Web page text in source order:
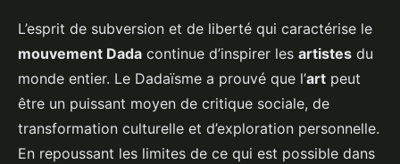
L’esprit de subversion et de liberté qui caractérise le
mouvement Dada continue d’inspirer les artistes du
monde entier. Le Dadaïsme a prouvé que l’art peut
être un puissant moyen de critique sociale, de
transformation culturelle et d’exploration personnelle.
En repoussant les limites de ce qui est possible dans